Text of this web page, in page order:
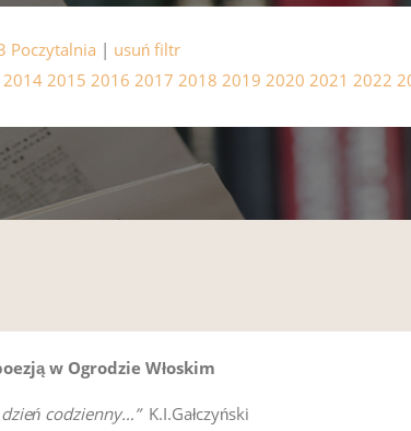
Poczytalnia | usuń filtr
2014 2015 2016 2017 2018 2019 2020 2021 2022
w Ogrodzie Włoskim
codzienny…” K.I.Gałczyński